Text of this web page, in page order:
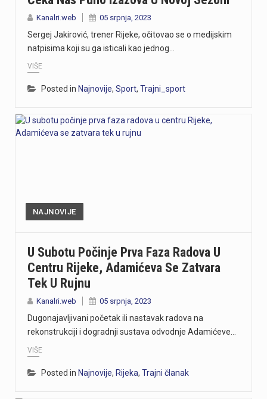
Kanalri.web 05 srpnja, 2023
Sergej Jakirović, trener Rijeke, očitovao se o medijskim
natpisima koji su ga isticali kao jednog…
VIŠE
Posted in Najnovije, Sport, Trajni_sport
NAJNOVIJE
U Subotu Počinje Prva Faza Radova U
Centru Rijeke, Adamićeva Se Zatvara
Tek U Rujnu
Kanalri.web 05 srpnja, 2023
Dugonajavljivani početak ili nastavak radova na
rekonstrukciji i dogradnji sustava odvodnje Adamićeve…
VIŠE
Posted in Najnovije, Rijeka, Trajni članak